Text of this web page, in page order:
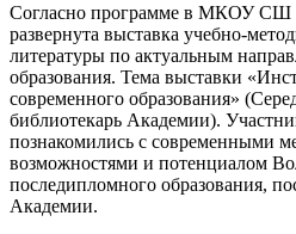
Согласно программе в МКОУ СШ
развернута выставка учебно-
литературы по актуальным
образования. Тема выставки
современного образования»
библиотекарь Академии).
познакомились с современными
возможностями и потенциалом
последипломного образования,
Академии.